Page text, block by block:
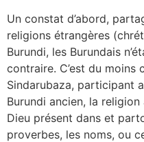
Un constat d’abord,
religions étrangères
Burundi, les Burundais
contraire. C’est du moins
Sindarubaza, participant
Burundi ancien, la
Dieu présent dans et
proverbes, les noms, ou